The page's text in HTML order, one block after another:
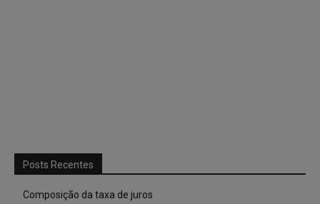
Posts Recentes
Composição da taxa de juros